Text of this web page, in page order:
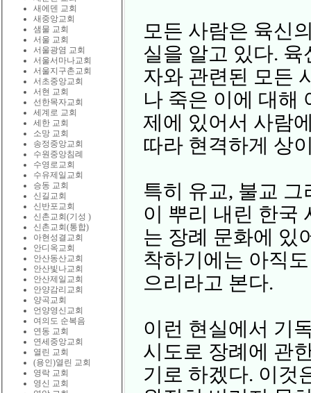
새에덴 교회
새중앙교회
샘물 교회
서울 교회
서울광염 교회
서울서마나교회
서울지구촌교회
서초중앙교회
서현 교회
선한목자교회
세계로 교회
세한 교회
소망 교회
송정중앙교회
수원중앙침례
수영로교회
수유제일교회
승동 교회
신길교회
신반포교회
신촌교회(기성 )
신촌교회(통합)
아현성결교회
안디옥교회
안산동산교회
안산빛나교회
안산제일교회
안양감리교회
양곡교회
언양영신교회
여의도 순복음
연동 교회
연세중앙교회
열린 교회
(용인)열린 교회
영락 교회
영신 교회
모든 사람은 육신
실을 알고 있다.
자와 관련된 모든
나 죽은 이에 대해
제에 있어서 사람
따라 현격하게 상
특히 유교, 불교
이 뿌리 내린 한국
는 장례 문화에 있
착하기에는 아직
으리라고 본다.
이런 현실에서 기
시도로 장례에 관
기로 하겠다. 이것